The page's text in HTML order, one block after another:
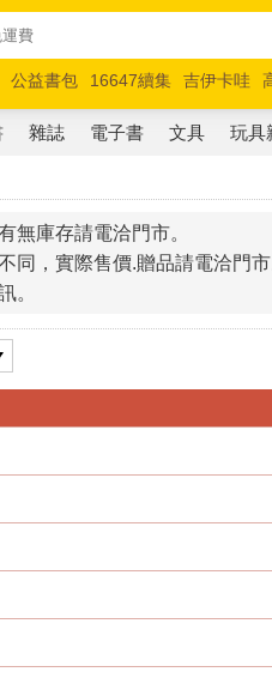
公益書包 16647續集 吉伊卡哇
馬斯克 玩具總動員5 超慢跑
雜誌 電子書 文具 玩具
無庫存請電洽門市。
，實際售價.贈品請電洽門市
。